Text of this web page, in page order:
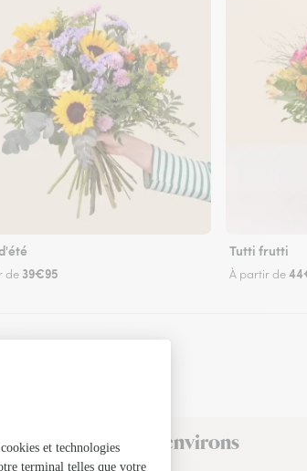
de 39€95
Tutti frutti
À partir de
et dans ses environs